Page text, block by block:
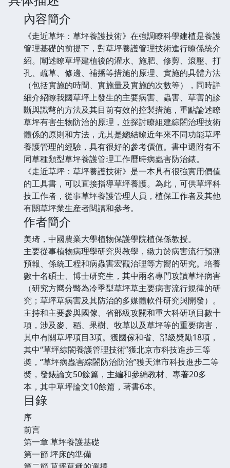
內容簡介
《走近草坪：草坪養護技術》在強調瞭科學建植是養護
管理基礎的前提下，對草坪養護管理技術進行瞭係統介
紹。闡述瞭草坪建植後的灌水、施肥、修剪、滾壓、打
孔、疏草、修邊、補播等措施的原理、實施的具體方法
（包括實施的時間、實施量及實施的次數等），同時詳
細介紹瞭我國草坪上發生的主要病害、蟲害、草害的診
斷與識彆的方法及其目前有效的控製措施，重點論述瞭
草坪有害生物防治的原理，並探討瞭組建綜閤治理技術
體係的原則和方法，尤其是總結瞭近年來不同功能草坪
養護管理的經驗，具有很好的參考價值。書中還附有不
同草種類型草坪養護管理工作曆時病蟲害防治錶。
《走近草坪：草坪養護技術》是一本具有很強實用價值
的工具書，可以直接指導草坪養護。為此，可供草坪科
技工作者，從事草坪養護管理人員，植保工作者及其他
有關草坪業生産者閱讀和參考。
作者簡介
美琦，中國農業大學植物保護學院植保係教授。
主要從事植物病理學研究與教學，緻力於病害流行預測
預報、係統工程和病蟲害宏觀治理等方嚮的研究。培養
數十名碩士、博士研究生，其中兩名專門攻讀草坪病害
（研究方嚮分彆為冷季型草坪草主要病害流行規律的研
究；草坪草病害及其防治的多媒體軟件研究與開發）。
主持和主要參與國傢、省部級攻關和重大科研項目數十
項，涉及麥、稻、果樹、牧草以及草坪等的重要病害，
其中有關草坪項目3項。獲國傢和省、部級奬勵18項，
其中“草坪綜閤養護管理技術”獲北京市科技進步三等
奬，“草坪病蟲害綜閤防治防治”獲天津市科技進步二等
奬，發錶論文50餘篇，主編和參編教材、專著20多
本，其中草坪論文10餘篇，著書6本。
目錄
序
前言
第一章 草坪養護基礎
第一節 坪床的準備